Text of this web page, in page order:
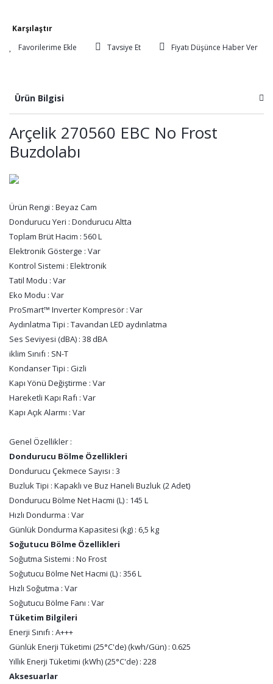
Karşılaştır
Tavsiye Et
Fiyatı Düşünce Haber Ver
Ürün Bilgisi
Arçelik 270560 EBC No Frost
Buzdolabı
Ürün Rengi : Beyaz Cam
Dondurucu Yeri : Dondurucu Altta
Toplam Brüt Hacim : 560 L
Elektronik Gösterge : Var
Kontrol Sistemi : Elektronik
Tatil Modu : Var
Eko Modu : Var
ProSmart™ Inverter Kompresör : Var
Aydınlatma Tipi : Tavandan LED aydınlatma
Ses Seviyesi (dBA) : 38 dBA
iklim Sınıfı : SN-T
Kondanser Tipi : Gizli
Kapı Yönü Değiştirme : Var
Hareketli Kapı Rafı : Var
Kapı Açık Alarmı : Var
Genel Özellikler :
Dondurucu Bölme Özellikleri
Dondurucu Çekmece Sayısı : 3
Buzluk Tipi : Kapaklı ve Buz Haneli Buzluk (2 Adet)
Dondurucu Bölme Net Hacmi (L) : 145 L
Hızlı Dondurma : Var
Günlük Dondurma Kapasitesi (kg) : 6,5 kg
Soğutucu Bölme Özellikleri
Soğutma Sistemi : No Frost
Soğutucu Bölme Net Hacmi (L) : 356 L
Hızlı Soğutma : Var
Soğutucu Bölme Fanı : Var
Tüketim Bilgileri
Enerji Sınıfı : A+++
Günlük Enerji Tüketimi (25°C'de) (kwh/Gün) : 0.625
Yıllık Enerji Tüketimi (kWh) (25°C'de) : 228
Aksesuarlar